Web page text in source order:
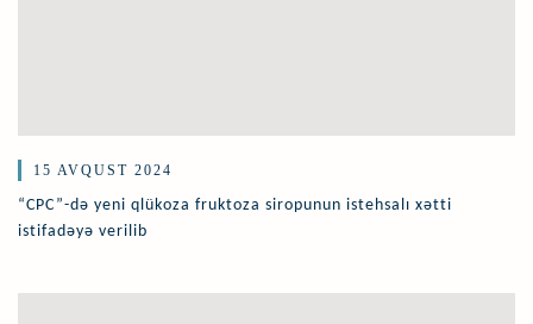
15 AVQUST 2024
“CPC”-də yeni qlükoza fruktoza siropunun istehsalı xətti
istifadəyə verilib